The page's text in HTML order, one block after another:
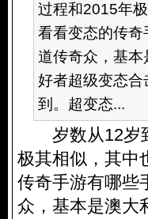
过程和2015年
看看变态的传
道传奇众，基
好者超级变态
到。超变态...
岁数从12岁到
极其相似，其中
传奇手游有哪些
众，基本是澳大